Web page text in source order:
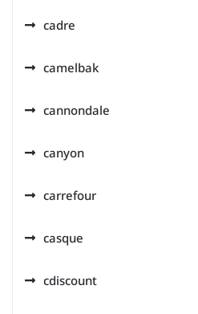
cadre
camelbak
cannondale
canyon
carrefour
casque
cdiscount